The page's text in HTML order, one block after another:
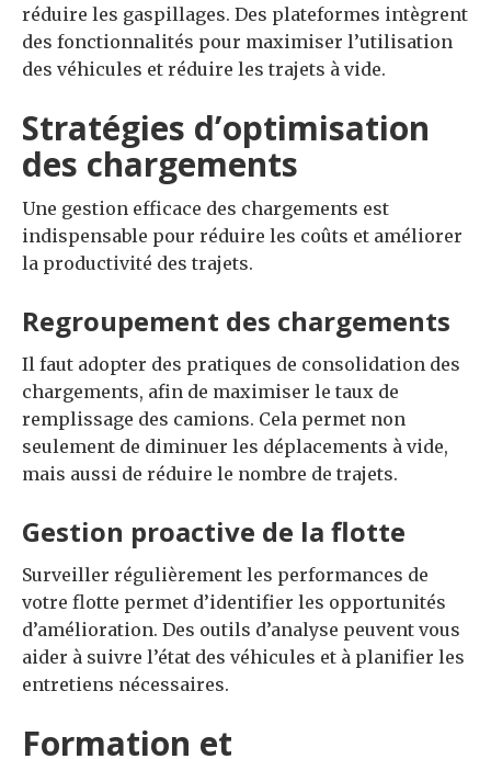
réduire les gaspillages. Des plateformes intègrent
des fonctionnalités pour maximiser l’utilisation
des véhicules et réduire les trajets à vide.
Stratégies d’optimisation
des chargements
Une gestion efficace des chargements est
indispensable pour réduire les coûts et améliorer
la productivité des trajets.
Regroupement des chargements
Il faut adopter des pratiques de consolidation des
chargements, afin de maximiser le taux de
remplissage des camions. Cela permet non
seulement de diminuer les déplacements à vide,
mais aussi de réduire le nombre de trajets.
Gestion proactive de la flotte
Surveiller régulièrement les performances de
votre flotte permet d’identifier les opportunités
d’amélioration. Des outils d’analyse peuvent vous
aider à suivre l’état des véhicules et à planifier les
entretiens nécessaires.
Formation et